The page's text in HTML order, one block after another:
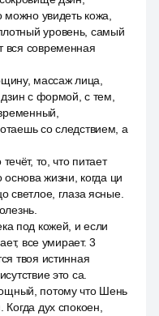
можно увидеть кожа,
уровень, самый
вся современная
массаж лица,
с формой, с тем,
со следствием, а
то, что питает
жизни, когда ци
светлое, глаза ясные.
под кожей, и если
все умирает. 3
твоя истинная
это са.
потому что Шень
дух спокоен,